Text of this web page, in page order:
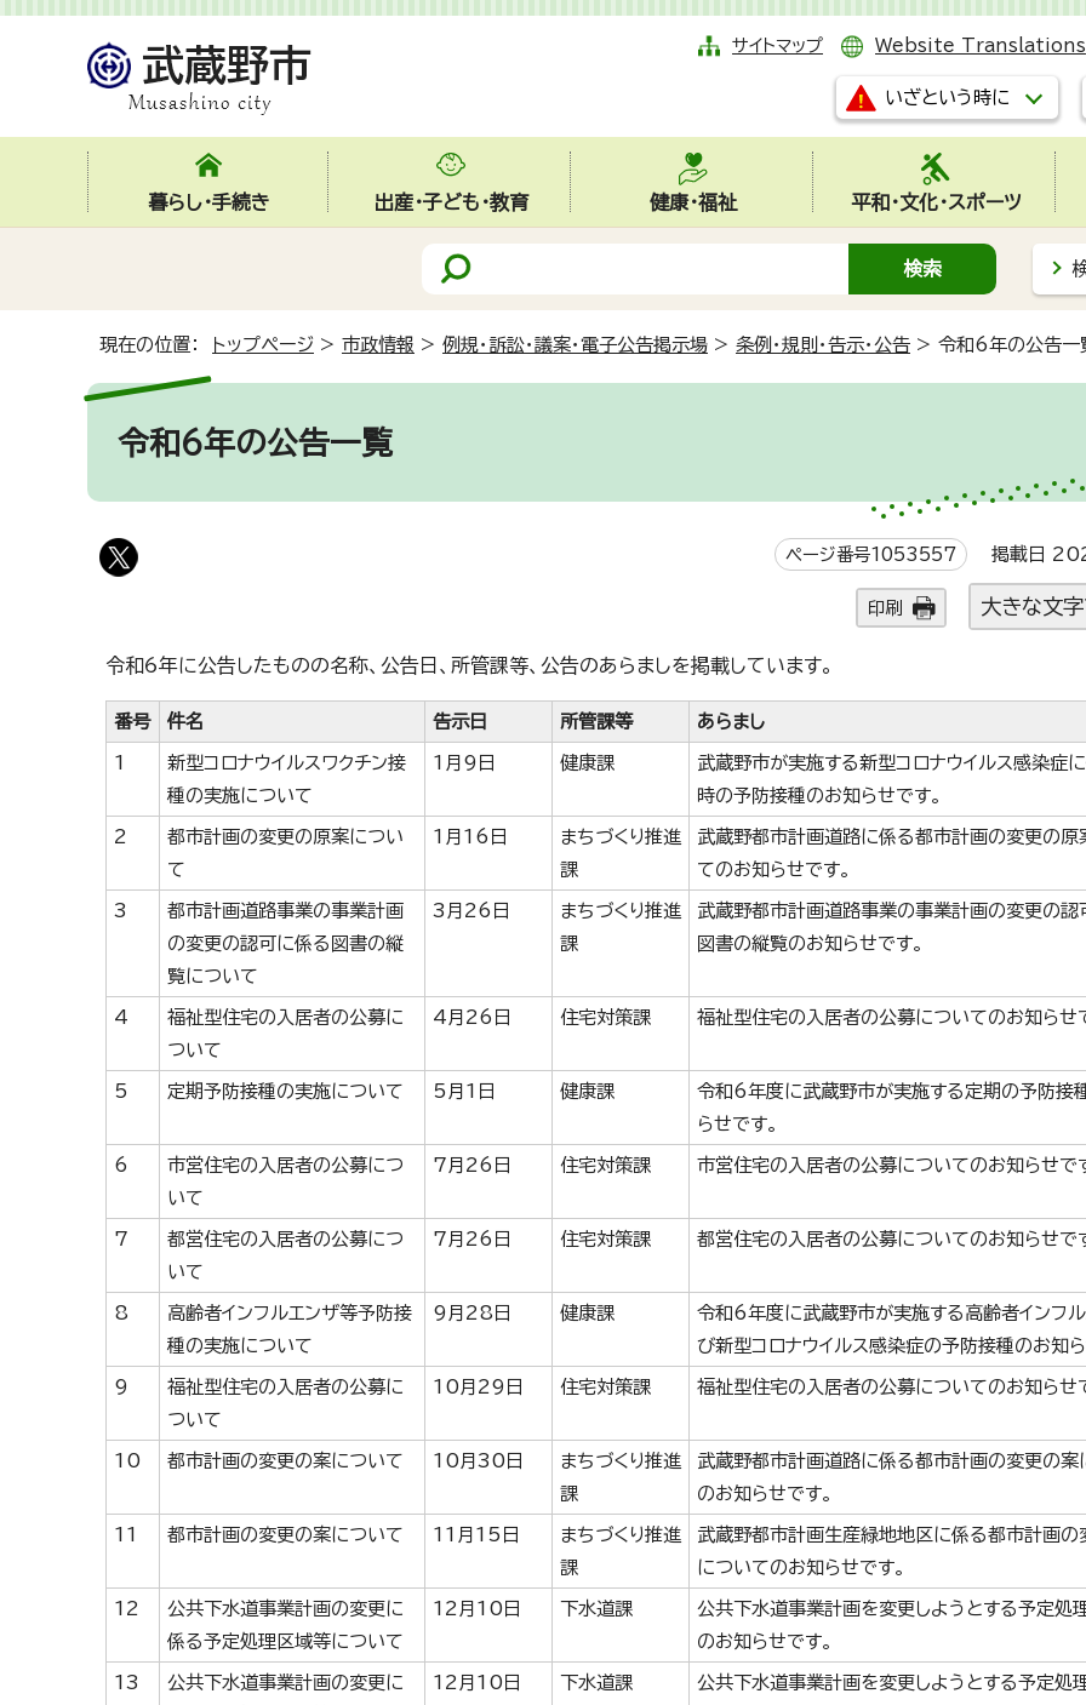
サイトマップ Website Translations
いざという時に
暮らし・手続き 出産・子ども・教育 健康・福祉 平和・文化・スポーツ
現在の位置： トップページ > 市政情報 > 例規・訴訟・議案・電子公告掲示場 > 条例・規則・告示・公告 > 令和6年の公告一
令和6年の公告一覧
ページ番号1053557 掲載日
印刷 大きな文字
令和6年に公告したものの名称、公告日、所管課等、公告のあらましを掲載しています。
番号 件名 告示日 所管課等 あらまし
1
新型コロナウイルスワクチン接
種の実施について
1月9日 健康課
武蔵野市が実施する新型コロナウイルス感染症
時の予防接種のお知らせです。
2
都市計画の変更の原案につい
て
1月16日
まちづくり推進
課
武蔵野都市計画道路に係る都市計画の変更の原
てのお知らせです。
3
都市計画道路事業の事業計画
の変更の認可に係る図書の縦
覧について
3月26日
まちづくり推進
課
武蔵野都市計画道路事業の事業計画の変更の認
図書の縦覧のお知らせです。
4
福祉型住宅の入居者の公募に
ついて
4月26日 住宅対策課 福祉型住宅の入居者の公募についてのお知らせ
5 定期予防接種の実施について 5月1日 健康課
令和6年度に武蔵野市が実施する定期の予防接
らせです。
6
市営住宅の入居者の公募につ
いて
7月26日 住宅対策課 市営住宅の入居者の公募についてのお知らせで
7
都営住宅の入居者の公募につ
いて
7月26日 住宅対策課 都営住宅の入居者の公募についてのお知らせで
8
高齢者インフルエンザ等予防接
種の実施について
9月28日 健康課
令和6年度に武蔵野市が実施する高齢者インフル
び新型コロナウイルス感染症の予防接種のお知ら
9
福祉型住宅の入居者の公募に
ついて
10月29日 住宅対策課 福祉型住宅の入居者の公募についてのお知らせ
10 都市計画の変更の案について 10月30日
まちづくり推進
課
武蔵野都市計画道路に係る都市計画の変更の案
のお知らせです。
11 都市計画の変更の案について 11月15日
まちづくり推進
課
武蔵野都市計画生産緑地地区に係る都市計画の
についてのお知らせです。
12
公共下水道事業計画の変更に
係る予定処理区域等について
12月10日 下水道課
公共下水道事業計画を変更しようとする予定処
のお知らせです。
13
公共下水道事業計画の変更に
12月10日 下水道課
公共下水道事業計画を変更しようとする予定処